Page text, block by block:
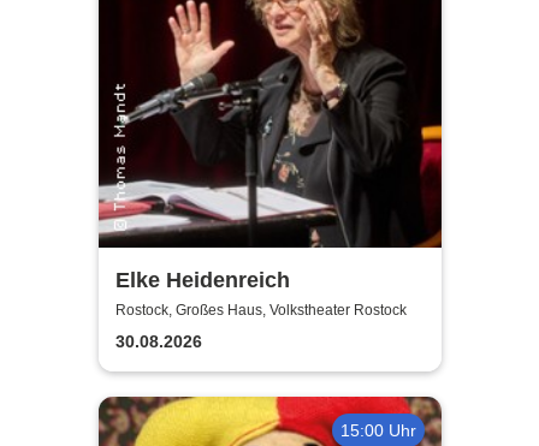
Elke Heidenreich
Rostock, Großes Haus, Volkstheater Rostock
30.08.2026
15:00 Uhr